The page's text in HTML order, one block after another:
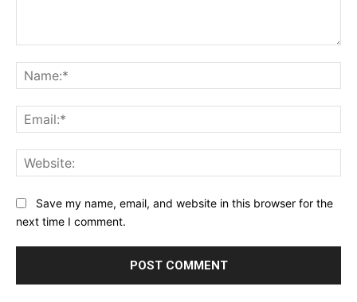
Save my name, email, and website in this browser for the
next time I comment.